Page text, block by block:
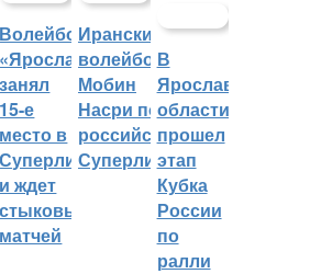
Волейбольный
«Ярославич»
занял
15-е
место в
Суперлиге
и ждет
стыковых
матчей
Иранский
волейболист
Мобин
Насри покинет
российскую
Суперлигу
В
Ярославской
области
прошел
этап
Кубка
России
по
ралли